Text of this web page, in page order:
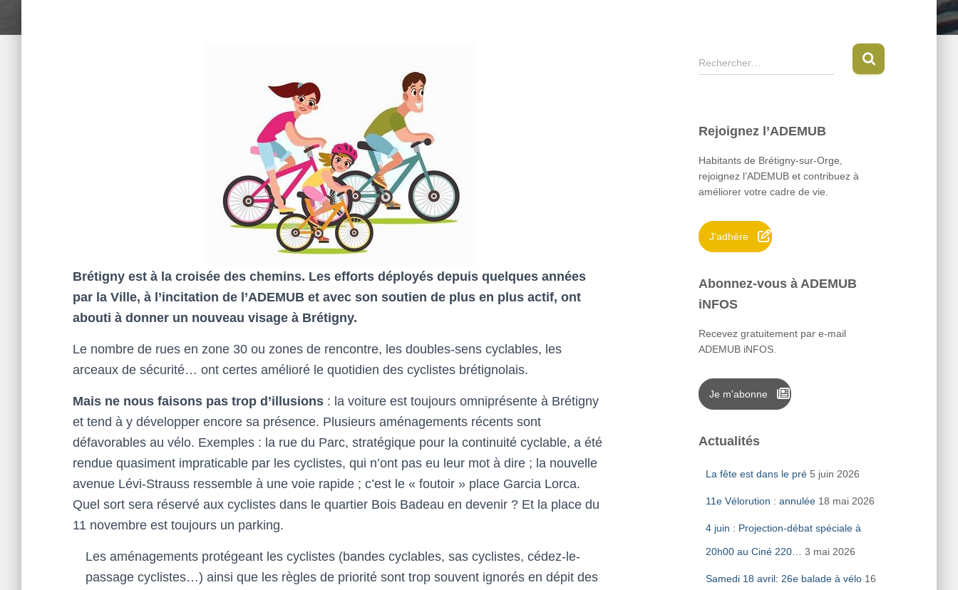
Brétigny est à la croisée des chemins. Les efforts déployés depuis quelques années
par la Ville, à l’incitation de l’ADEMUB et avec son soutien de plus en plus actif, ont
abouti à donner un nouveau visage à Brétigny.
Le nombre de rues en zone 30 ou zones de rencontre, les doubles-sens cyclables, les
arceaux de sécurité… ont certes amélioré le quotidien des cyclistes brétignolais.
Mais ne nous faisons pas trop d’illusions : la voiture est toujours omniprésente à Brétigny
et tend à y développer encore sa présence. Plusieurs aménagements récents sont
défavorables au vélo. Exemples : la rue du Parc, stratégique pour la continuité cyclable, a été
rendue quasiment impraticable par les cyclistes, qui n’ont pas eu leur mot à dire ; la nouvelle
avenue Lévi-Strauss ressemble à une voie rapide ; c’est le « foutoir » place Garcia Lorca.
Quel sort sera réservé aux cyclistes dans le quartier Bois Badeau en devenir ? Et la place du
11 novembre est toujours un parking.
Les aménagements protégeant les cyclistes (bandes cyclables, sas cyclistes, cédez-le-
passage cyclistes…) ainsi que les règles de priorité sont trop souvent ignorés en dépit des
R
e
r
h
e
r
:
Rechercher…
Rejoignez l’ADEMUB
Habitants de Brétigny-sur-Orge,
rejoignez l’ADEMUB et contribuez à
améliorer votre cadre de vie.
J'adhère
Abonnez-vous à ADEMUB
iNFOS
Recevez gratuitement par e-mail
ADEMUB iNFOS.
Je m'abonne
Actualités
La fête est dans le pré 5 juin 2026
11e Vélorution : annulée 18 mai 2026
4 juin : Projection-débat spéciale à
20h00 au Ciné 220… 3 mai 2026
Samedi 18 avril: 26e balade à vélo 16